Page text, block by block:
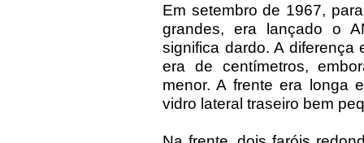
Em setembro de 1967,
grandes, era lançado o
significa dardo. A diferença
era de centímetros,
menor. A frente era longa
vidro lateral traseiro bem